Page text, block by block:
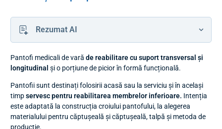
Rezumat AI
Pantofi medicali de vară de reabilitarecu suport transversal și
longitudinal și o porțiune de picior în formă funcțională.
Pantofii sunt destinați folosirii acasă sau la serviciu și în același
timpservesc pentru reabilitarea membrelor inferioare. Intenția
este adaptată la construcția croiului pantofului, la alegerea
materialului pentru căptușeală și căptușeală, talpă și metoda de
producție.